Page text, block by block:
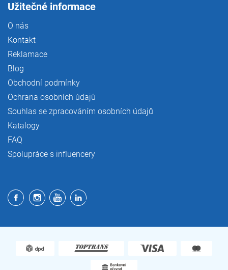
Užitečné informace
O nás
Kontakt
Reklamace
Blog
Obchodní podmínky
Ochrana osobních údajů
Souhlas se zpracováním osobních údajů
Katalogy
FAQ
Spolupráce s influencery